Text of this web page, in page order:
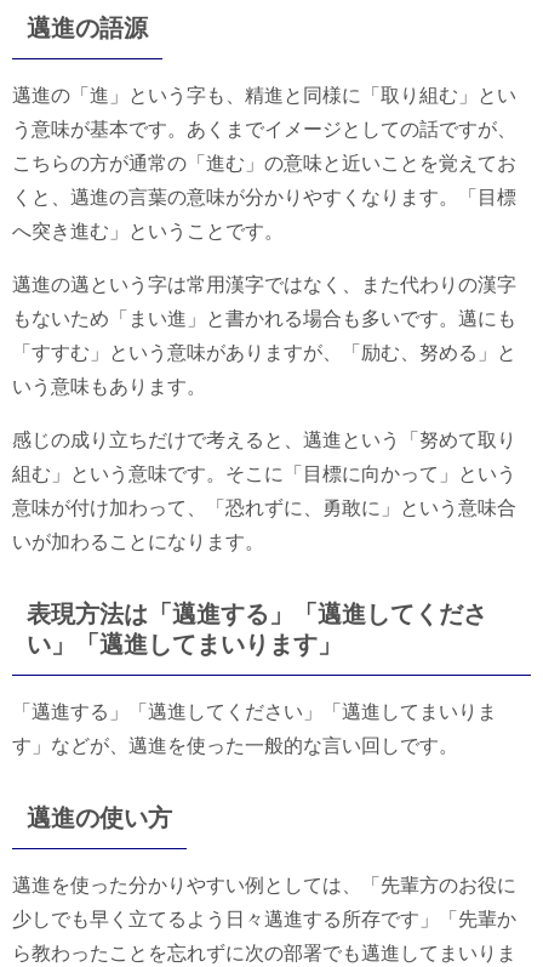
邁進の語源
邁進の「進」という字も、精進と同様に「取り組む」とい
う意味が基本です。あくまでイメージとしての話ですが、
こちらの方が通常の「進む」の意味と近いことを覚えてお
くと、邁進の言葉の意味が分かりやすくなります。「目標
へ突き進む」ということです。
邁進の邁という字は常用漢字ではなく、また代わりの漢字
もないため「まい進」と書かれる場合も多いです。邁にも
「すすむ」という意味がありますが、「励む、努める」と
いう意味もあります。
感じの成り立ちだけで考えると、邁進という「努めて取り
組む」という意味です。そこに「目標に向かって」という
意味が付け加わって、「恐れずに、勇敢に」という意味合
いが加わることになります。
表現方法は「邁進する」「邁進してくださ
い」「邁進してまいります」
「邁進する」「邁進してください」「邁進してまいりま
す」などが、邁進を使った一般的な言い回しです。
邁進の使い方
邁進を使った分かりやすい例としては、「先輩方のお役に
少しでも早く立てるよう日々邁進する所存です」「先輩か
ら教わったことを忘れずに次の部署でも邁進してまいりま